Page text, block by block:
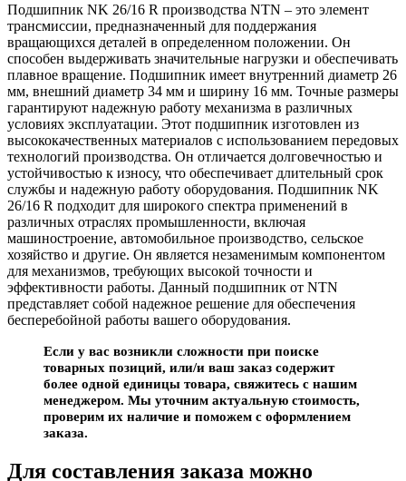
Подшипник NK 26/16 R производства NTN – это элемент
трансмиссии, предназначенный для поддержания
вращающихся деталей в определенном положении. Он
способен выдерживать значительные нагрузки и обеспечивать
плавное вращение. Подшипник имеет внутренний диаметр 26
мм, внешний диаметр 34 мм и ширину 16 мм. Точные размеры
гарантируют надежную работу механизма в различных
условиях эксплуатации. Этот подшипник изготовлен из
высококачественных материалов с использованием передовых
технологий производства. Он отличается долговечностью и
устойчивостью к износу, что обеспечивает длительный срок
службы и надежную работу оборудования. Подшипник NK
26/16 R подходит для широкого спектра применений в
различных отраслях промышленности, включая
машиностроение, автомобильное производство, сельское
хозяйство и другие. Он является незаменимым компонентом
для механизмов, требующих высокой точности и
эффективности работы. Данный подшипник от NTN
представляет собой надежное решение для обеспечения
бесперебойной работы вашего оборудования.
Если у вас возникли сложности при поиске
товарных позиций, или/и ваш заказ содержит
более одной единицы товара, свяжитесь с нашим
менеджером. Мы уточним актуальную стоимость,
проверим их наличие и поможем с оформлением
заказа.
Для составления заказа можно